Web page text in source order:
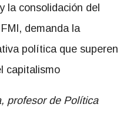
la consolidación del
demanda la
política que superen
capitalismo
profesor de Política